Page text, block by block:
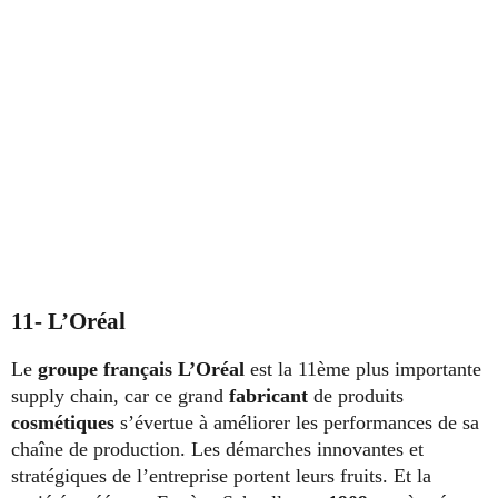
11- L’Oréal
Le groupe français L’Oréal est la 11ème plus importante
supply chain, car ce grand fabricant de produits
cosmétiques s’évertue à améliorer les performances de sa
chaîne de production. Les démarches innovantes et
stratégiques de l’entreprise portent leurs fruits. Et la